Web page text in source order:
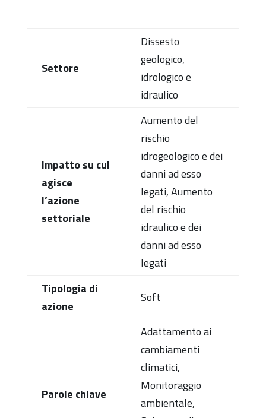
Settore
Dissesto
geologico,
idrologico e
idraulico
Impatto su cui
agisce
l’azione
settoriale
Aumento del
rischio
idrogeologico e dei
danni ad esso
legati, Aumento
del rischio
idraulico e dei
danni ad esso
legati
Tipologia di
azione
Soft
Parole chiave
Adattamento ai
cambiamenti
climatici,
Monitoraggio
ambientale,